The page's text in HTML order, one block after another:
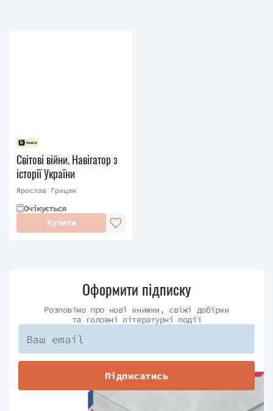
Світові війни. Навігатор з
історії України
Ярослав Грицак
Очікується
Купити
Оформити підписку
Розповімо про нові книжки, свіжі добірки
та головні літературні події
Підписатись